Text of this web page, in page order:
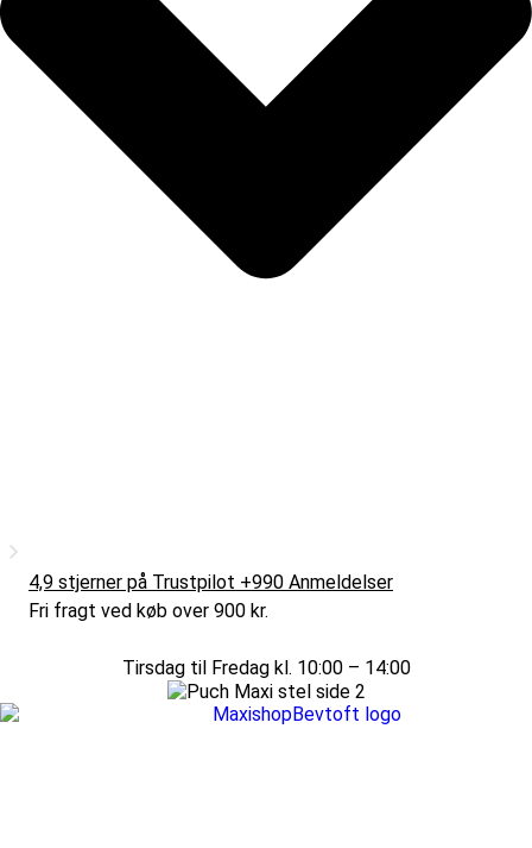
4,9 stjerner på Trustpilot +990 Anmeldelser
Fri fragt ved køb over 900 kr.
Tirsdag til Fredag kl. 10:00 – 14:00